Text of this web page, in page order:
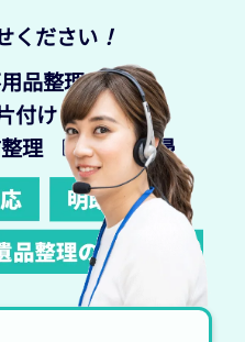
ください ！
品整理
付け
理 特殊清掃